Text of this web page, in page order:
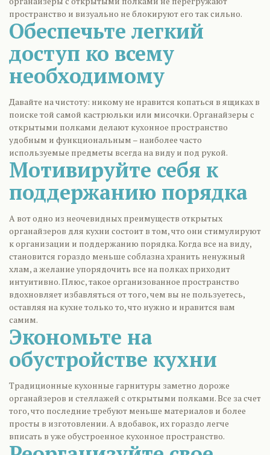
пространство и визуально не блокируют его так сильно.
Обеспечьте легкий
доступ ко всему
необходимому
Давайте на чистоту: никому не нравится копаться в ящиках в
поиске той самой кастрюльки или мисочки. Органайзеры с
открытыми полками делают кухонное пространство
удобным и функциональным – наиболее часто
используемые предметы всегда на виду и под рукой.
Мотивируйте себя к
поддержанию порядка
А вот одно из неочевидных преимуществ открытых
органайзеров для кухни состоит в том, что они стимулируют
к организации и поддержанию порядка. Когда все на виду,
становится гораздо меньше соблазна хранить ненужный
хлам, а желание упорядочить все на полках приходит
интуитивно. Плюс, такое организованное пространство
вдохновляет избавляться от того, чем вы не пользуетесь,
оставляя на кухне только то, что нужно и нравится вам
самим.
Экономьте на
обустройстве кухни
Традиционные кухонные гарнитуры заметно дороже
органайзеров и стеллажей с открытыми полками. Все за счет
того, что последние требуют меньше материалов и более
просты в изготовлении. А вдобавок, их гораздо легче
вписать в уже обустроенное кухонное пространство.